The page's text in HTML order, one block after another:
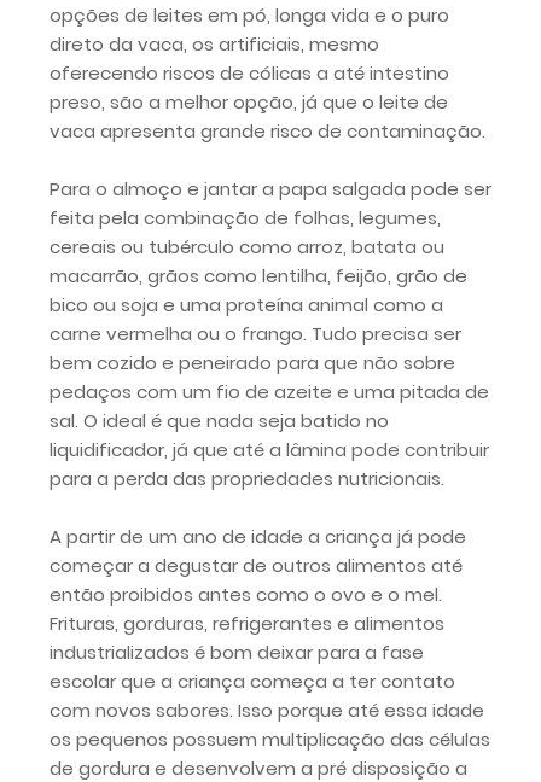
opções de leites em pó, longa vida e o puro
direto da vaca, os artificiais, mesmo
oferecendo riscos de cólicas a até intestino
preso, são a melhor opção, já que o leite de
vaca apresenta grande risco de contaminação.
Para o almoço e jantar a papa salgada pode ser
feita pela combinação de folhas, legumes,
cereais ou tubérculo como arroz, batata ou
macarrão, grãos como lentilha, feijão, grão de
bico ou soja e uma proteína animal como a
carne vermelha ou o frango. Tudo precisa ser
bem cozido e peneirado para que não sobre
pedaços com um fio de azeite e uma pitada de
sal. O ideal é que nada seja batido no
liquidificador, já que até a lâmina pode contribuir
para a perda das propriedades nutricionais.
A partir de um ano de idade a criança já pode
começar a degustar de outros alimentos até
então proibidos antes como o ovo e o mel.
Frituras, gorduras, refrigerantes e alimentos
industrializados é bom deixar para a fase
escolar que a criança começa a ter contato
com novos sabores. Isso porque até essa idade
os pequenos possuem multiplicação das células
de gordura e desenvolvem a pré disposição a